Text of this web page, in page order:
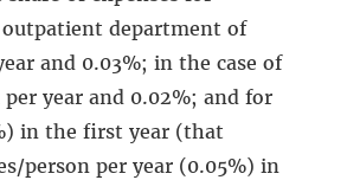
department of
and 0.03%; in the case of
year and 0.02%; and for
in the first year (that
person per year (0.05%) in